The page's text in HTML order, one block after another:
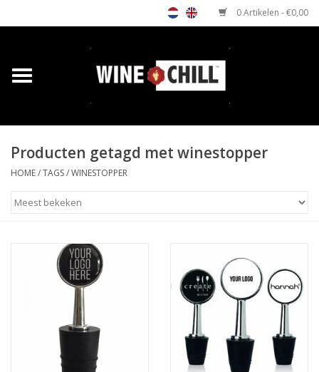
0 Artikelen - €0,00
Home
Relatiegeschenken
Producten getagd met winestopper
HOME/TAGS/WINESTOPPER